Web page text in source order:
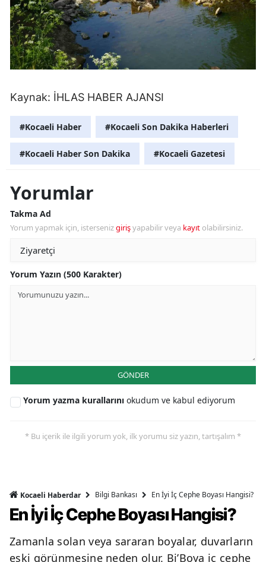
Kaynak: İHLAS HABER AJANSI
#Kocaeli Haber #Kocaeli Son Dakika Haberleri
#Kocaeli Haber Son Dakika #Kocaeli Gazetesi
Yorumlar
Takma Ad
Yorum yapmak için, istersenizgirişyapabilir veya kayıt olabilirsiniz.
Yorum Yazın (500 Karakter)
GÖNDER
Yorum yazma kurallarını okudum ve kabul ediyorum
* Bu içerik ile ilgili yorum yok, ilk yorumu siz yazın, tartışalım *
Kocaeli Haberdar Bilgi Bankası En İyi İç Cephe Boyası Hangisi?
En İyi İç Cephe Boyası Hangisi?
Zamanla solan veya sararan boyalar, duvarların
eski görünmesine neden olur. Bi’Boya iç cephe